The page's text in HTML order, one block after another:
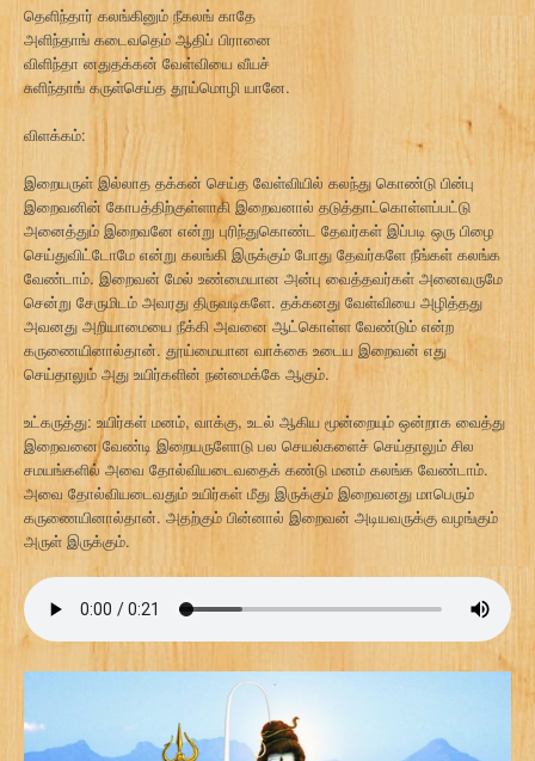
தெளிந்தார் கலங்கினும் நீகலங் காதே
அளிந்தாங் கடைவதெம் ஆதிப் பிரானை
விளிந்தா னதுதக்கன் வேள்வியை வீயச்
சுளிந்தாங் கருள்செய்த தூய்மொழி யானே.
விளக்கம்:
இறையருள் இல்லாத தக்கன் செய்த வேள்வியில் கலந்து கொண்டு பின்பு
இறைவனின் கோபத்திற்குள்ளாகி இறைவனால் தடுத்தாட்கொள்ளப்பட்டு
அனைத்தும் இறைவனே என்று புரிந்துகொண்ட தேவர்கள் இப்படி ஒரு பிழை
செய்துவிட்டோமே என்று கலங்கி இருக்கும் போது தேவர்களே நீங்கள் கலங்க
வேண்டாம். இறைவன் மேல் உண்மையான அன்பு வைத்தவர்கள் அனைவருமே
சென்று சேருமிடம் அவரது திருவடிகளே. தக்கனது வேள்வியை அழித்தது
அவனது அறியாமையை நீக்கி அவனை ஆட்கொள்ள வேண்டும் என்ற
கருணையினால்தான். தூய்மையான வாக்கை உடைய இறைவன் எது
செய்தாலும் அது உயிர்களின் நன்மைக்கே ஆகும்.
உட்கருத்து: உயிர்கள் மனம், வாக்கு, உடல் ஆகிய மூன்றையும் ஒன்றாக வைத்து
இறைவனை வேண்டி இறையருளோடு பல செயல்களைச் செய்தாலும் சில
சமயங்களில் அவை தோல்வியடைவதைக் கண்டு மனம் கலங்க வேண்டாம்.
அவை தோல்வியடைவதும் உயிர்கள் மீது இருக்கும் இறைவனது மாபெரும்
கருணையினால்தான். அதற்கும் பின்னால் இறைவன் அடியவருக்கு வழங்கும்
அருள் இருக்கும்.